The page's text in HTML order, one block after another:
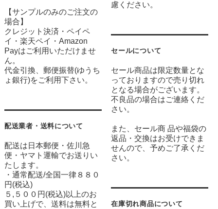
【サンプルのみのご注文の
場合】
クレジット決済・ペイペ
イ・楽天ペイ・Amazon
Payはご利用いただけませ
ん。
代金引換、郵便振替(ゆうち
ょ銀行)をご利用下さい。
配送業者・送料について
配送は日本郵便・佐川急
便・ヤマト運輸でお送りい
たします。
・通常配送/全国一律８８０
円(税込)
５,５００円(税込)以上のお
買い上げで、送料は無料と
慮ください。
セールについて
セール商品は限定数量とな
っておりますので売り切れ
となる場合がございます。
不良品の場合はご連絡くだ
さい。
また、セール商 品や福袋の
返品・交換はお受けできま
せんので、予めご了承くだ
さい。
在庫切れ商品について